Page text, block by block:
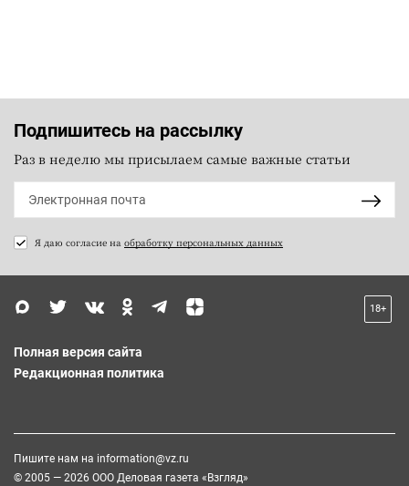
Подпишитесь на рассылку
Раз в неделю мы присылаем самые важные статьи
Я даю согласие на обработку персональных данных
18+
Полная версия сайта
Редакционная политика
Пишите нам на information@vz.ru
© 2005 — 2026 ООО Деловая газета «Взгляд»